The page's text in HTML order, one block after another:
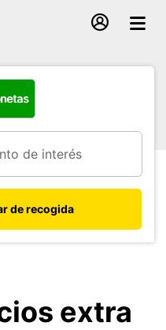
de recogida
extra